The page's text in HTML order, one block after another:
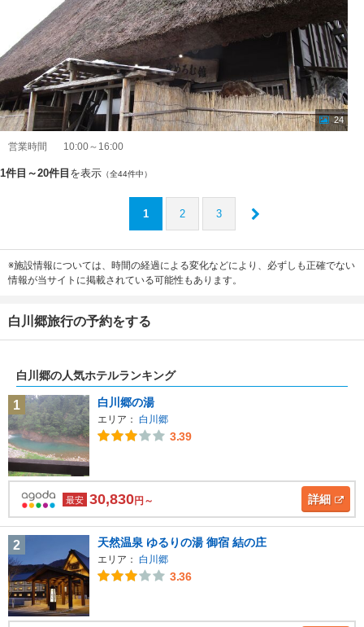
24
営業時間 10:00～16:00
1件目～20件目 を表示 （全44件中）
1 2 3
※施設情報については、時間の経過による変化などにより、必ずしも正確でない
情報が当サイトに掲載されている可能性もあります。
白川郷旅行の予約をする
白川郷の人気ホテルランキング
1 白川郷の湯
エリア： 白川郷
3.39
最安 30,830円～ 詳細
2 天然温泉 ゆるりの湯 御宿 結の庄
エリア： 白川郷
3.36